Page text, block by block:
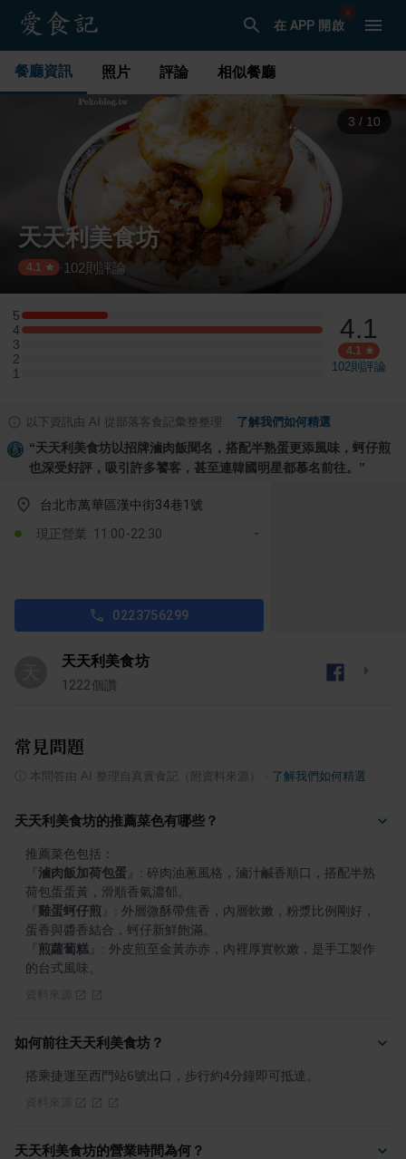
在 APP 開啟
餐廳資訊 照片 評論 相似餐廳
3 / 10
天天利美食坊
4.1 102 則評論
5
5 星：4 則評論
4
4 星：14 則評論
3
3 星：0 則評論
2
2 星：0 則評論
1
1 星：0 則評論
4.1
4.1
102則評論
以下資訊由 AI 從部落客食記彙整整理 了解我們如何精選
“天天利美食坊以招牌滷肉飯聞名，搭配半熟蛋更添風味，蚵仔煎
也深受好評，吸引許多饕客，甚至連韓國明星都慕名前往。 ”
台北市萬華區漢中街34巷1號
現正營業: 11:00-22:30
0223756299
天天利美食坊
1222個讚
常見問題
本問答由 AI 整理自真實食記（附資料來源） 了解我們如何精選
天天利美食坊的推薦菜色有哪些？
滷肉飯加荷包蛋
: 碎肉油蔥風格，滷汁鹹香順口，搭配半熟
雞蛋蚵仔煎
: 外層微酥帶焦香，內層軟嫩，粉漿比例剛好，
煎蘿蔔糕
: 外皮煎至金黃赤赤，內裡厚實軟嫩，是手工製作
的台式風味。
如何前往天天利美食坊？
搭乘捷運至西門站6號出口，步行約4分鐘即可抵達。
天天利美食坊的營業時間為何？